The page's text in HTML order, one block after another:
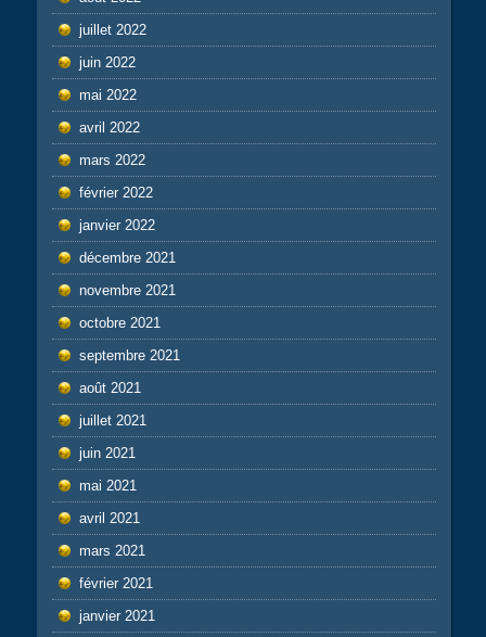
juillet 2022
juin 2022
mai 2022
avril 2022
mars 2022
février 2022
janvier 2022
décembre 2021
novembre 2021
octobre 2021
septembre 2021
août 2021
juillet 2021
juin 2021
mai 2021
avril 2021
mars 2021
février 2021
janvier 2021